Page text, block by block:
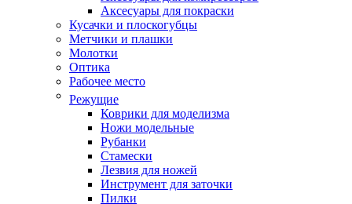
Аксесуары для покраски
Кусачки и плоскогубцы
Метчики и плашки
Молотки
Оптика
Рабочее место
Режущие
Коврики для моделизма
Ножи модельные
Рубанки
Стамески
Лезвия для ножей
Инструмент для заточки
Пилки